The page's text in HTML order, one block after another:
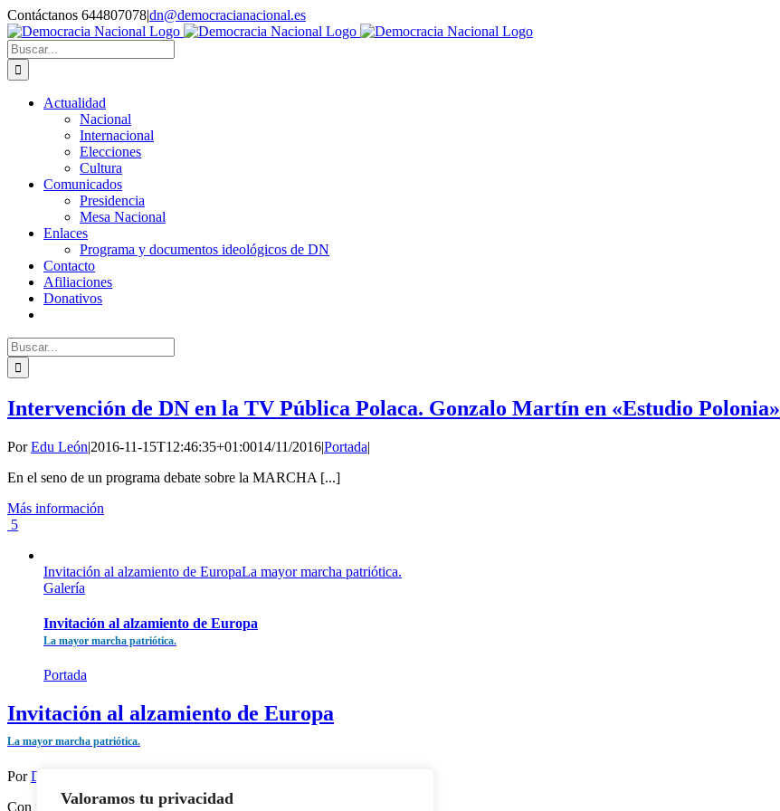
Valoramos tu privacidad
Saltar
al
contenido
Contáctanos 644807078|dn@democracianacional.es
Buscar:
Actualidad
Nacional
Internacional
Elecciones
Cultura
Comunicados
Presidencia
Mesa Nacional
Enlaces
Programa y documentos ideológicos de DN
Contacto
Afiliaciones
Donativos
Buscar:
Intervención de DN en la TV Pública Polaca. Gonzalo Martín en «Estudio Polonia»
PorEdu León|2016-11-15T12:46:35+01:0014/11/2016|Portada|
En el seno de un programa debate sobre la MARCHA [...]
Más información
5
Invitación al alzamiento de EuropaLa mayor marcha patriótica.
Galería
Invitación al alzamiento de Europa
La mayor marcha patriótica.
Portada
Invitación al alzamiento de Europa
La mayor marcha patriótica.
PorDFT
Con motivo de la marcha del día nacional de Polonia, [...]